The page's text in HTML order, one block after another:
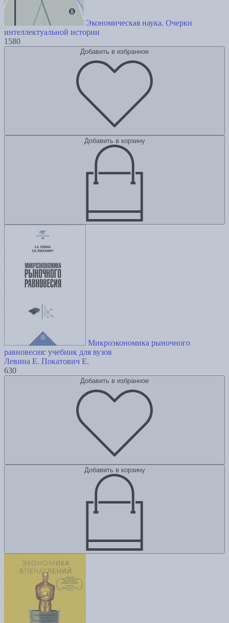
Экономическая наука. Очерки
интеллектуальной истории
1580
Добавить в избранное
Добавить в корзину
Микроэкономика рыночного
равновесия: учебник для вузов
Левина Е. Покатович Е.
630
Добавить в избранное
Добавить в корзину